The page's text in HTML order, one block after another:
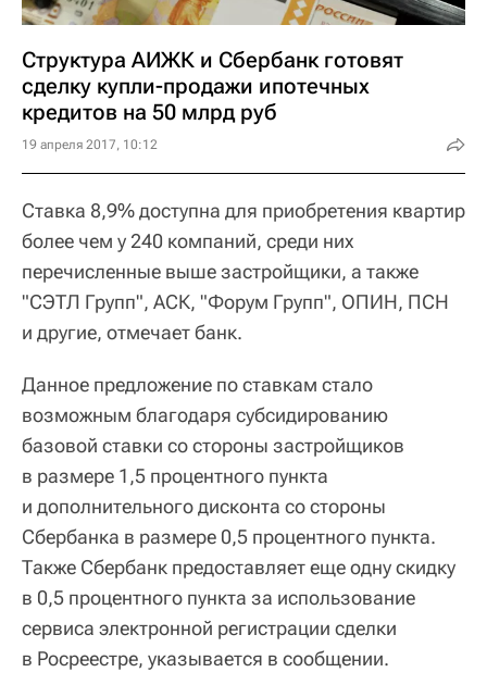
Структура АИЖК и Сбербанк готовят
сделку купли-продажи ипотечных
кредитов на 50 млрд руб
19 апреля 2017, 10:12
Ставка 8,9% доступна для приобретения квартир
более чем у 240 компаний, среди них
перечисленные выше застройщики, а также
"СЭТЛ Групп", АСК, "Форум Групп", ОПИН, ПСН
и другие, отмечает банк.
Данное предложение по ставкам стало
возможным благодаря субсидированию
базовой ставки со стороны застройщиков
в размере 1,5 процентного пункта
и дополнительного дисконта со стороны
Сбербанка в размере 0,5 процентного пункта.
Также Сбербанк предоставляет еще одну скидку
в 0,5 процентного пункта за использование
сервиса электронной регистрации сделки
в Росреестре, указывается в сообщении.